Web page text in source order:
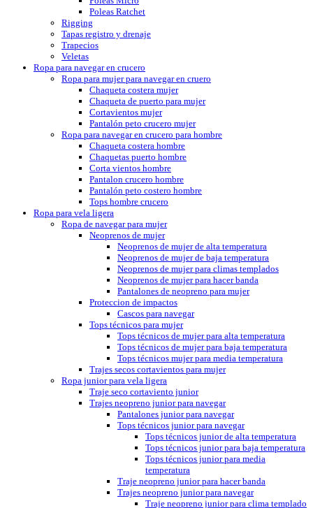
Poleas Ratchet
Rigging
Tapas registro y drenaje
Trapecios
Veletas
Ropa para navegar en crucero
Ropa para mujer para navegar en cruero
Chaqueta costera mujer
Chaqueta de puerto para mujer
Cortavientos mujer
Pantalón peto crucero mujer
Ropa para navegar en crucero para hombre
Chaqueta costera hombre
Chaquetas puerto hombre
Corta vientos hombre
Pantalon crucero hombre
Pantalón peto costero hombre
Tops hombre crucero
Ropa para vela ligera
Ropa de navegar para mujer
Neoprenos de mujer
Neoprenos de mujer de alta temperatura
Neoprenos de mujer de baja temperatura
Neoprenos de mujer para climas templados
Neoprenos de mujer para hacer banda
Pantalones de neopreno para mujer
Proteccion de impactos
Cascos para navegar
Tops técnicos para mujer
Tops técnicos de mujer para alta temperatura
Tops técnicos de mujer para baja temperatura
Tops técnicos mujer para media temperatura
Trajes secos cortavientos para mujer
Ropa junior para vela ligera
Traje seco cortaviento junior
Trajes neopreno junior para navegar
Pantalones junior para navegar
Tops técnicos junior para navegar
Tops técnicos junior de alta temperatura
Tops técnicos junior para baja temperatura
Tops técnicos junior para media
temperatura
Traje neopreno junior para hacer banda
Trajes neopreno junior para navegar
Traje neopreno junior para clima templado